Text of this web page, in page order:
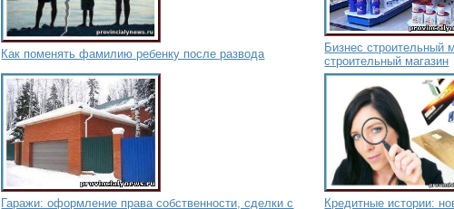
Как поменять фамилию ребенку после развода
Бизнес строительный
строительный магазин
Гаражи: оформление права собственности, сделки с
Кредитные истории: